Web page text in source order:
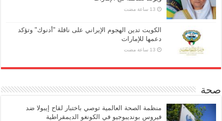
الكويت تدين الهجوم الإيراني على ناقلة "أدنوك" وتؤكد
دعمها للإمارات
صحة
منظمة الصحة العالمية توصي باختبار لقاح إيبولا ضد
فيروس بونديبوجيو في الكونغو الديمقراطية